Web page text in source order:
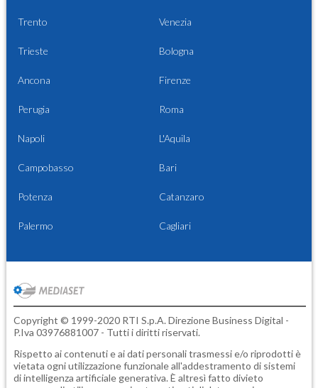
Trento Venezia
Trieste Bologna
Ancona Firenze
Perugia Roma
Napoli L'Aquila
Campobasso Bari
Potenza Catanzaro
Palermo Cagliari
Copyright © 1999-2020 RTI S.p.A. Direzione Business Digital -
P.Iva 03976881007 - Tutti i diritti riservati.
Rispetto ai contenuti e ai dati personali trasmessi e/o riprodotti è
vietata ogni utilizzazione funzionale all'addestramento di sistemi
di intelligenza artificiale generativa. È altresì fatto divieto